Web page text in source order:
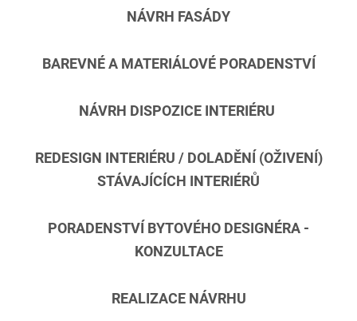
NÁVRH FASÁDY
BAREVNÉ A MATERIÁLOVÉ PORADENSTVÍ
NÁVRH DISPOZICE INTERIÉRU
REDESIGN INTERIÉRU / DOLADĚNÍ (OŽIVENÍ)
STÁVAJÍCÍCH INTERIÉRŮ
PORADENSTVÍ BYTOVÉHO DESIGNÉRA -
KONZULTACE
REALIZACE NÁVRHU